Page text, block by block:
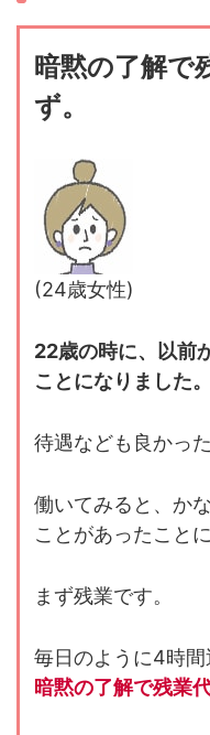
暗黙の了解で
ず。
(24歳女性)
22歳の時に、以前
ことになりました。
待遇なども良かっ
働いてみると、か
ことがあったこと
まず残業です。
毎日のように4時間
暗黙の了解で残業